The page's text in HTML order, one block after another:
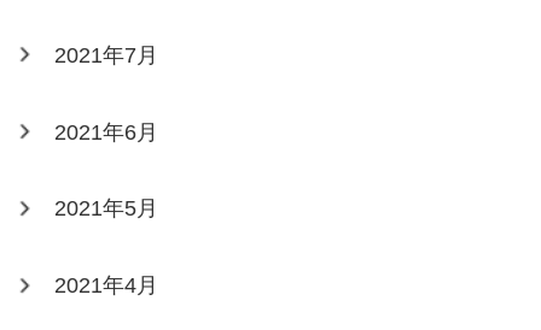
2021年7月
2021年6月
2021年5月
2021年4月